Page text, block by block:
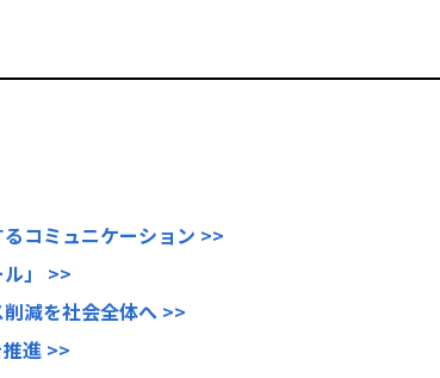
コミュニケーション >>
」 >>
減を社会全体へ >>
進 >>